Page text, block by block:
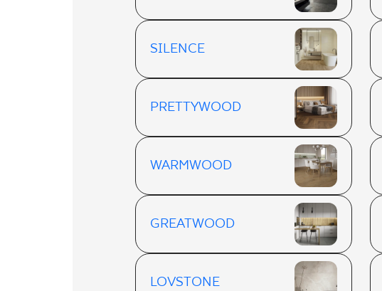
SILENCE
PRETTYWOOD
WARMWOOD
GREATWOOD
LOVSTONE